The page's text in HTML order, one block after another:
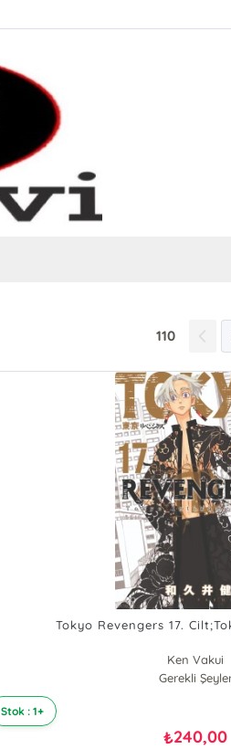
110
Tokyo Revengers 17.
Ken Vakui
Gerekli
Stok : 1+
₺240,00